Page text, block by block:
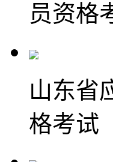
员资格
山东省
格考试